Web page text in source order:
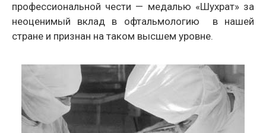
профессиональной чести — медалью «Шухрат» за
неоценимый вклад в офтальмологию в нашей
стране и признан на таком высшем уровне.